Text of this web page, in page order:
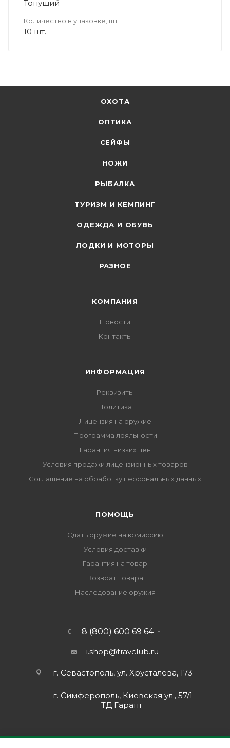
Тонущий
Количество в упаковке, шт
10 шт.
ОХОТА
ОПТИКА
СЕЙФЫ
НОЖИ
РЫБАЛКА
ТУРИЗМ И КЕМПИНГ
ОДЕЖДА И ОБУВЬ
ЛОДКИ И МОТОРЫ
РАЗНОЕ
КОМПАНИЯ
Новости
Контакты
ИНФОРМАЦИЯ
Реквизиты
Политика
Лицензия на оружие
Программа лояльности
Гарантия низких цен
Условия продажи лицензионных товаров
Соглашение на обработку персональных данных
ПОМОЩЬ
Сдать оружие на комиссию
Условия доставки
Гарантия на товар
Возврат товара
Наследование оружия
8 (800) 600 69 64
i.shop@travclub.ru
г. Севастополь, ул. Хрусталева, 173
г. Симферополь, Киевская ул., 57/1
ТД Гарант